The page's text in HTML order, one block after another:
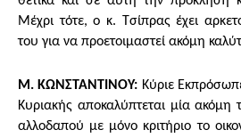
Μέχρι τότε, ο κ. Τσίπρας έχει
του για να προετοιμαστεί ακόμη
Μ. ΚΩΝΣΤΑΝΤΙΝΟΥ: Κύριε
Κυριακής αποκαλύπτεται μία ακόμη
αλλοδαπού με μόνο κριτήριο το